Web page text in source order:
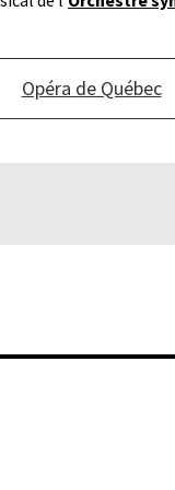
Opéra de Québec